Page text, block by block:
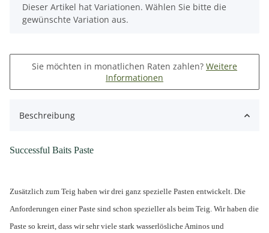
x
Dieser Artikel hat Variationen. Wählen Sie bitte die
gewünschte Variation aus.
Sie möchten in monatlichen Raten zahlen? Weitere
Informationen
Beschreibung
Successful Baits Paste
Zusätzlich zum Teig haben wir drei ganz spezielle Pasten entwickelt. Die
Anforderungen einer Paste sind schon spezieller als beim Teig. Wir haben die
Paste so kreirt, dass wir sehr viele stark wasserlösliche Aminos und